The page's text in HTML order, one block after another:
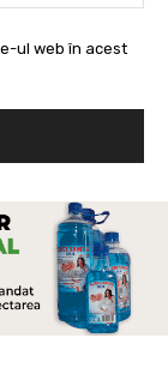
ul web în acest